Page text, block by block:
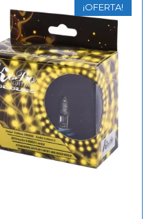
¡OFERTA!